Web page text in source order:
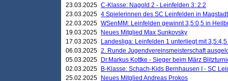
23.03.2025 C-Klasse: Nagold 2 - Leinfelden 3: 2:2
23.03.2025 4 Spielerinnen des SC Leinfelden in Magstadt
22.03.2025 WSenMM: Leinfelden gewinnt 3,5:0,5 in
19.03.2025
Neues Mitglied Max Sunkovsky
17.03.2025
Landesliga: Leinfelden 1 unterliegt mit
06.03.2025 2. Runde Jugendvereinsmeisterschaft
05.03.2025
Dr.Markus Kottke - Sieger beim März
02.03.2025
B-Klasse: Schach-Kids Bernhausen I - SC
25.02.2025
Neues Mitglied Andreas Prokos